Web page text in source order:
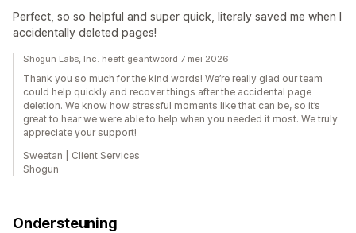
Perfect, so so helpful and super quick, literaly saved me when I
accidentally deleted pages!
Shogun Labs, Inc. heeft geantwoord 7 mei 2026
Thank you so much for the kind words! We’re really glad our team
could help quickly and recover things after the accidental page
deletion. We know how stressful moments like that can be, so it’s
great to hear we were able to help when you needed it most. We truly
appreciate your support!
Sweetan | Client Services
Shogun
Ondersteuning